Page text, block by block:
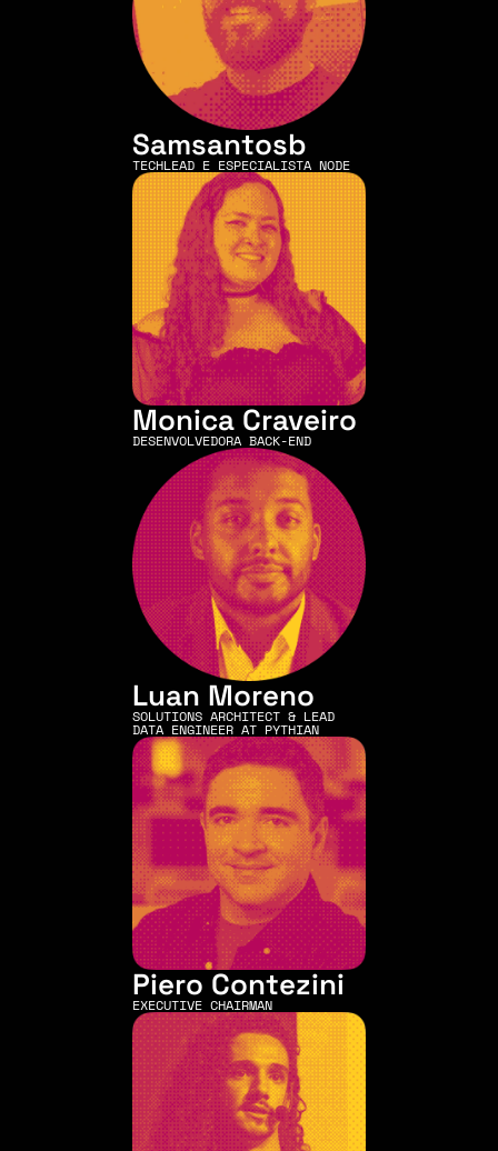
Samsantosb
TECHLEAD E ESPECIALISTA NODE
Monica Craveiro
DESENVOLVEDORA BACK-END
Luan Moreno
SOLUTIONS ARCHITECT & LEAD
DATA ENGINEER AT PYTHIAN
Piero Contezini
EXECUTIVE CHAIRMAN